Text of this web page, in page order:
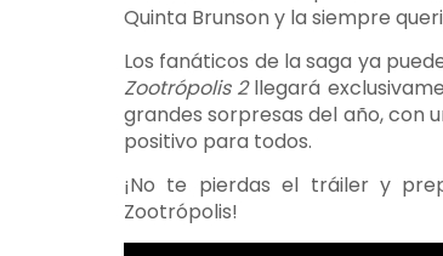
Quinta Brunson y la siempre
Los fanáticos de la saga ya
Zootrópolis 2llegará
grandes sorpresas del año, con
positivo para todos.
¡No te pierdas el tráiler y
Zootrópolis!